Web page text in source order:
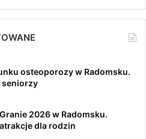
osteoporozy w Radomsku.
seniorzy
2026 w Radomsku.
dla rodzin